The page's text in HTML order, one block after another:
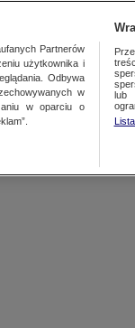
FAKTY PO FAKTACH
Partnerów
użytkownika i
Odbywa
w
w oparciu o
lub